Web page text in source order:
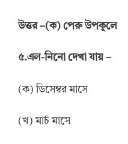
উত্তর–(ক) পেরু উপকূলে
৫.এল-নিনো দেখা যায় –
(ক) ডিসেম্বর মাসে
(খ) মার্চ মাসে